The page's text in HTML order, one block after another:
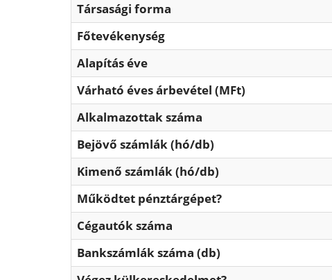
Társasági forma
Főtevékenység
Alapítás éve
Várható éves árbevétel (MFt)
Alkalmazottak száma
Bejövő számlák (hó/db)
Kimenő számlák (hó/db)
Működtet pénztárgépet?
Cégautók száma
Bankszámlák száma (db)